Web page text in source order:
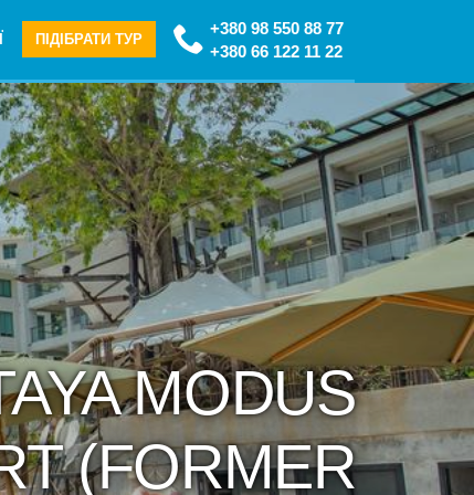
+380 98 550 88 77
+380 66 122 11 22
ПІДІБРАТИ ТУР
MODUS
(FORMER